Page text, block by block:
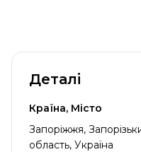
Деталі
Країна, Місто
Запоріжжя,
область, Україна